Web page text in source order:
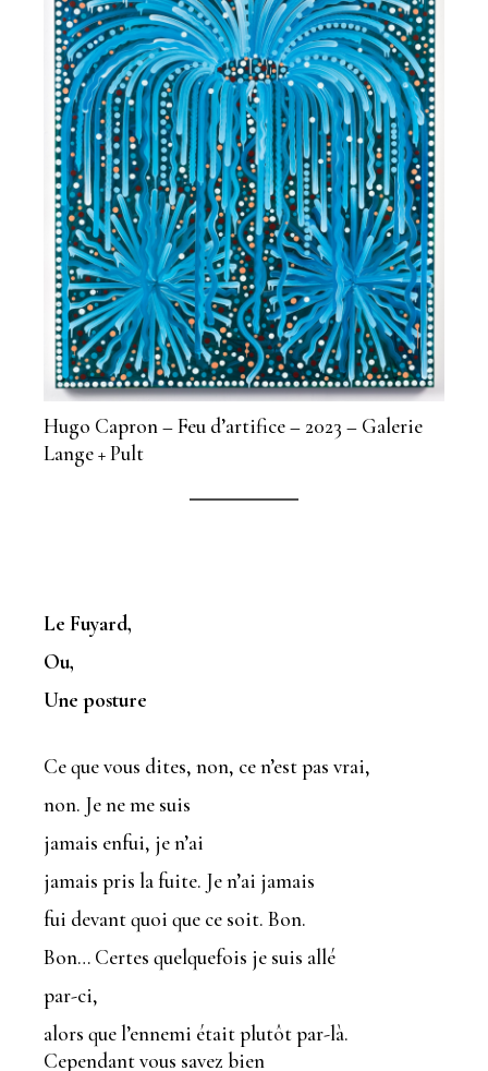
Hugo Capron – Feu d’artifice – 2023 – Galerie
Lange + Pult
Le Fuyard,
Ou,
Une posture
Ce que vous dites, non, ce n’est pas vrai,
non. Je ne me suis
jamais enfui, je n’ai
jamais pris la fuite. Je n’ai jamais
fui devant quoi que ce soit. Bon.
Bon… Certes quelquefois je suis allé
par-ci,
alors que l’ennemi était plutôt par-là.
Cependant vous savez bien